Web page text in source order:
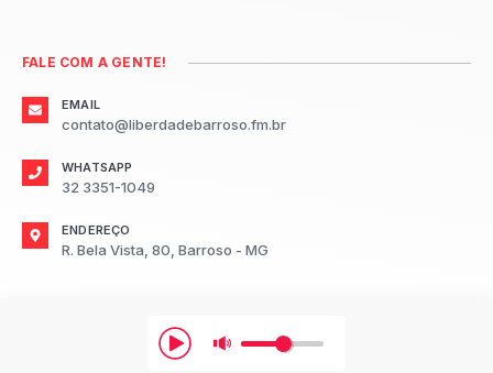
FALE COM A GENTE!
EMAIL
contato@liberdadebarroso.fm.br
WHATSAPP
32 3351-1049
ENDEREÇO
R. Bela Vista, 80, Barroso - MG
2026 Radio Liberdade FM Barroso.
Todos os direitos reservados.